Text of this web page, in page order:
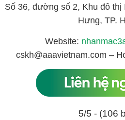
Số 36, đường số 2, Khu đô
Hưng, TP.
Website:
cskh@aaavietnam.com –
5/5 - (106